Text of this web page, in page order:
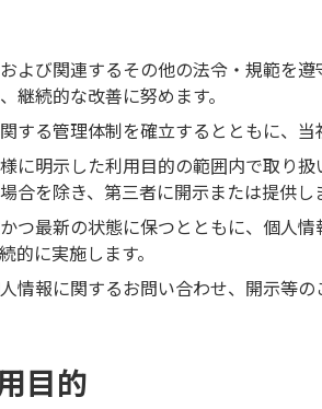
よび関連するその他の法令・規範を
継続的な改善に努めます。
する管理体制を確立するとともに、
に明示した利用目的の範囲内で取り
合を除き、第三者に開示または提供し
つ最新の状態に保つとともに、個人
的に実施します。
情報に関するお問い合わせ、開示等の
目的